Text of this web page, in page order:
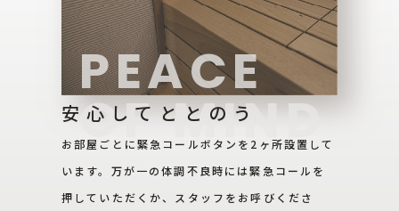
PEACE
OF MIND
安心してととのう
お部屋ごとに緊急コールボタンを2ヶ所設置して
います。万が一の体調不良時には緊急コールを
押していただくか、スタッフをお呼びくださ